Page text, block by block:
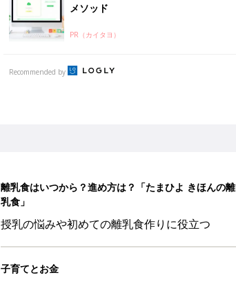
メソッド
PR（カイタヨ）
Recommended by
離乳食はいつから？進め方は？「たまひよ きほんの離
乳食」
授乳の悩みや初めての離乳食作りに役立つ
子育てとお金